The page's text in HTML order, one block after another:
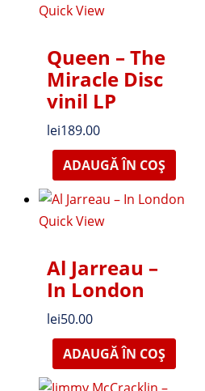
Quick View
Queen – The
Miracle Disc
vinil LP
lei189.00
ADAUGĂ ÎN COȘ
Quick View
Al Jarreau –
In London
lei50.00
ADAUGĂ ÎN COȘ